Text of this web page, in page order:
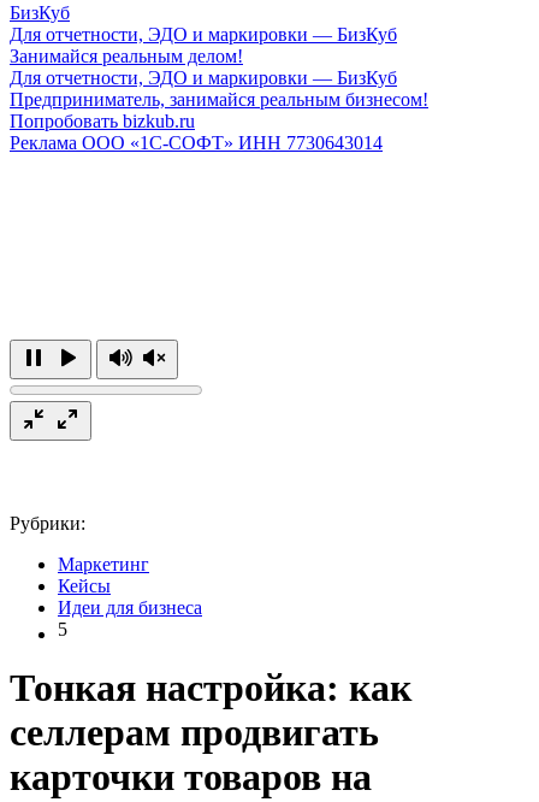
БизКуб
Для отчетности, ЭДО и маркировки — БизКуб
Занимайся реальным делом!
Для отчетности, ЭДО и маркировки — БизКуб
Предприниматель, занимайся реальным бизнесом!
Попробовать bizkub.ru
Реклама ООО «1С-СОФТ» ИНН 7730643014
Рубрики:
Маркетинг
Кейсы
Идеи для бизнеса
5
Тонкая настройка: как
селлерам продвигать
карточки товаров на